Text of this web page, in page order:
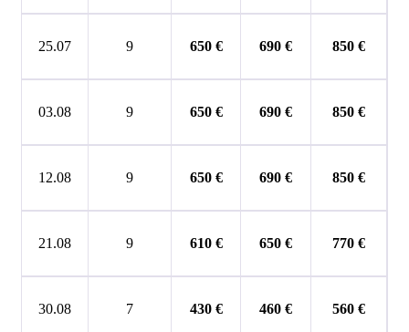
25.07 9 650 € 690 € 850 €
03.08 9 650 € 690 € 850 €
12.08 9 650 € 690 € 850 €
21.08 9 610 € 650 € 770 €
30.08 7 430 € 460 € 560 €